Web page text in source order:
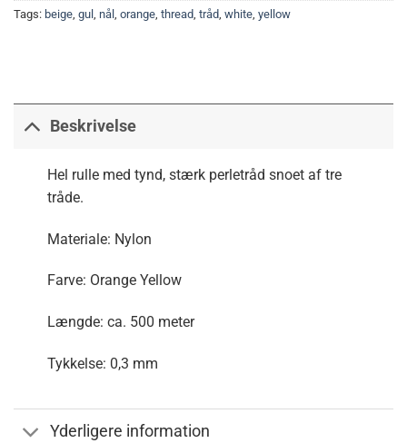
Tags: beige gul nål orange thread tråd white yellow
Beskrivelse
Hel rulle med tynd, stærk perletråd snoet af tre
tråde.
Materiale: Nylon
Farve: Orange Yellow
Længde: ca. 500 meter
Tykkelse: 0,3 mm
Yderligere information